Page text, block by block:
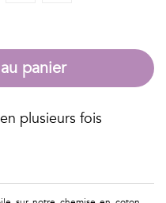
panier
plusieurs fois